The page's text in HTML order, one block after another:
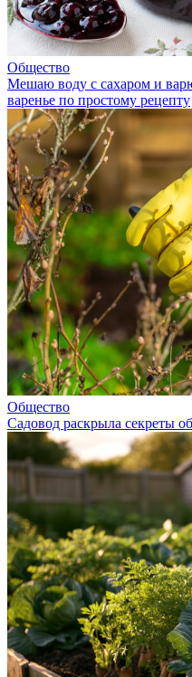
Общество
Мешаю воду с сахаром и
варенье по простому рецепту
Общество
Садовод раскрыла секреты